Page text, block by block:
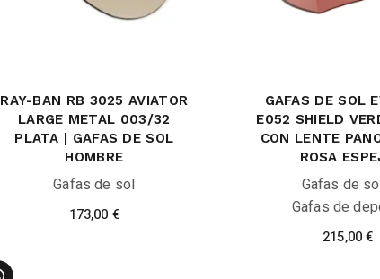
RAY-BAN RB 3025 AVIATOR
LARGE METAL 003/32
PLATA | GAFAS DE SOL
HOMBRE
Gafas de sol
173,00 €
GAFAS DE SOL
E052 SHIELD
CON LENTE
ROSA
Gafas de
Gafas de
215,00€